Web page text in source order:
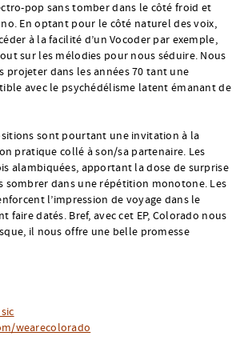
pop sans tomber dans le côté froid et
En optant pour le côté naturel des voix,
à la facilité d’un Vocoder par exemple,
sur les mélodies pour nous séduire. Nous
projeter dans les années 70 tant une
avec le psychédélisme latent émanant de
sont pourtant une invitation à la
pratique collé à son/sa partenaire. Les
alambiquées, apportant la dose de surprise
sombrer dans une répétition monotone. Les
l’impression de voyage dans le
faire datés. Bref, avec cet EP, Colorado nous
il nous offre une belle promesse
wearecolorado